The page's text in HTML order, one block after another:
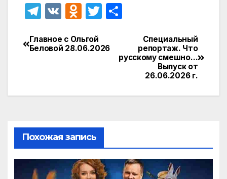
T
e
m
V
O
n
a
s
ni
ki
T
itt
р
в
Навигация
Специальный
репортаж. Что
русскому смешно…
Выпуск от
26.06.2026 г.
Главное с Ольгой
Беловой 28.06.2026
Похожая запись